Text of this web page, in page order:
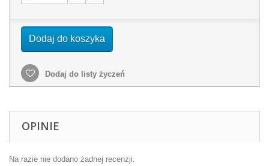
Dodaj do koszyka
Dodaj do listy życzeń
OPINIE
Na razie nie dodano żadnej recenzji.